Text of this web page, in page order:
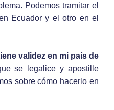
Podemos tramitar el
Ecuador y el otro en el
validez en mi país de
se legalice y apostille
sobre cómo hacerlo en